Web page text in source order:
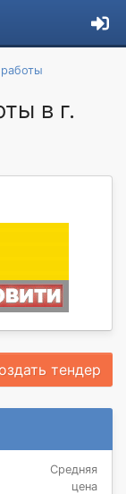
в г.
тендер
Средняя
цена